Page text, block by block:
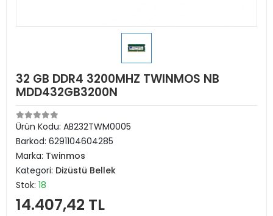
32 GB DDR4 3200MHZ TWINMOS NB
MDD432GB3200N
Ürün Kodu: AB232TWM0005
Barkod: 6291104604285
Marka: Twinmos
Kategori: Dizüstü Bellek
Stok: 18
14.407,42 TL